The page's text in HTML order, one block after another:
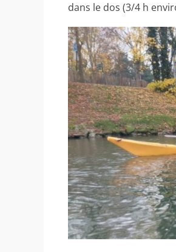
dans le dos (3/4 h